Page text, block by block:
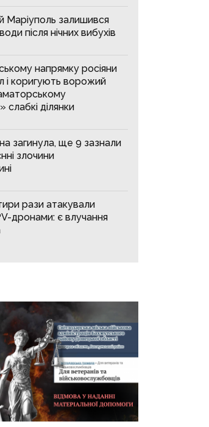
Маріуполь залишився
після нічних вибухів
напрямку росіяни
і коригують ворожий
ділянки
загинула, ще 9 зазнали
злочини
рази атакували
дронами: є влучання